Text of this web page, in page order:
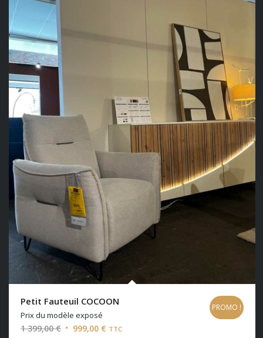
Petit Fauteuil COCOON
Prix du modèle exposé
1 399,00€ Le 999,00 € Le
TTC
PROMO !